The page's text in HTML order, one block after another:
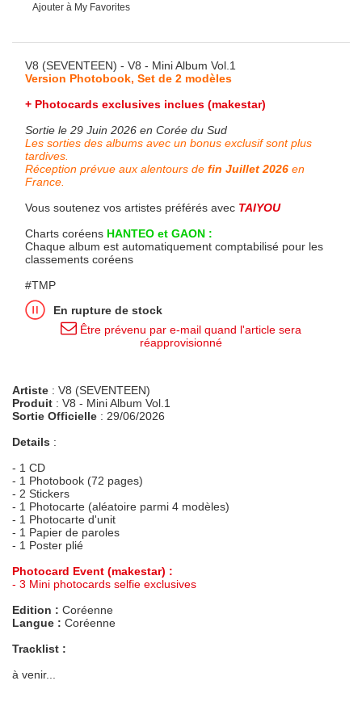
Ajouter à My Favorites
V8 (SEVENTEEN) - V8 - Mini Album Vol.1
Version Photobook, Set de 2 modèles
+ Photocards exclusives inclues (makestar)
Sortie le 29 Juin 2026 en Corée du Sud
Les sorties des albums avec un bonus exclusif sont plus
tardives.
Réception prévue aux alentours de fin Juillet 2026 en
France.
Vous soutenez vos artistes préférés avec TAIYOU
Charts coréens HANTEO et GAON :
Chaque album est automatiquement comptabilisé pour les
classements coréens
#TMP
En rupture de stock
Être prévenu par e-mail quand l'article sera
réapprovisionné
Artiste : V8 (SEVENTEEN)
Produit : V8 - Mini Album Vol.1
Sortie Officielle : 29/06/2026
Details :
- 1 CD
- 1 Photobook (72 pages)
- 2 Stickers
- 1 Photocarte (aléatoire parmi 4 modèles)
- 1 Photocarte d'unit
- 1 Papier de paroles
- 1 Poster plié
Photocard Event (makestar) :
- 3 Mini photocards selfie exclusives
Edition : Coréenne
Langue : Coréenne
Tracklist :
à venir...